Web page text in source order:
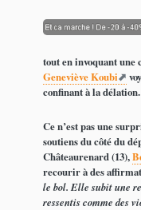
tout en invoquant
Geneviève Koubi
confinant à la délation.
Ce n’est pas une
soutiens du côté du
Châteaurenard (13),
recourir à des
le bol. Elle subit une
ressentis comme des